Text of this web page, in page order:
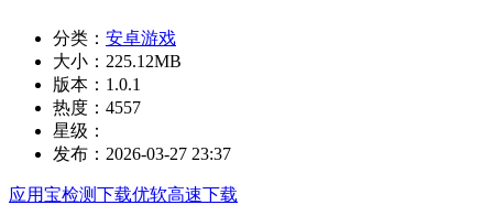
分类： 安卓游戏
大小： 225.12MB
版本： 1.0.1
热度： 4557
星级：
发布： 2026-03-27 23:37
应用宝检测下载优软高速下载